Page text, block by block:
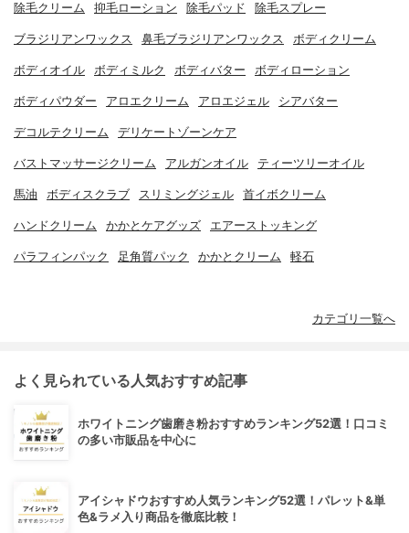
除毛クリーム 抑毛ローション 除毛パッド 除毛スプレー
ブラジリアンワックス 鼻毛ブラジリアンワックス ボディクリーム
ボディオイル ボディミルク ボディバター ボディローション
ボディパウダー アロエクリーム アロエジェル シアバター
デコルテクリーム デリケートゾーンケア
バストマッサージクリーム アルガンオイル ティーツリーオイル
馬油 ボディスクラブ スリミングジェル 首イボクリーム
ハンドクリーム かかとケアグッズ エアーストッキング
パラフィンパック 足角質パック かかとクリーム 軽石
カテゴリ一覧へ
よく見られている人気おすすめ記事
ホワイトニング歯磨き粉おすすめランキング52選！口コミ
の多い市販品を中心に
アイシャドウおすすめ人気ランキング52選！パレット&単
色&ラメ入り商品を徹底比較！